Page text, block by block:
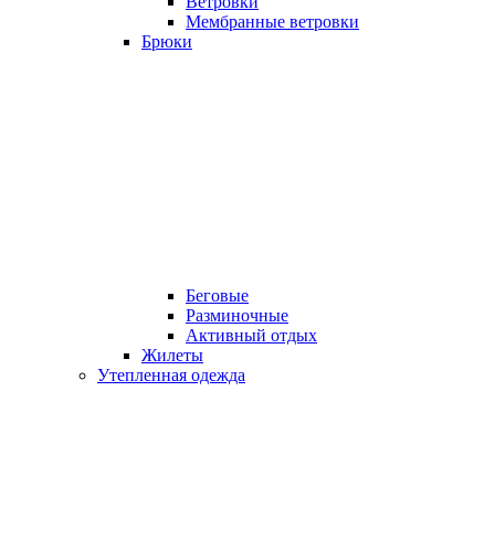
Мембранные ветровки
Брюки
Беговые
Разминочные
Активный отдых
Жилеты
Утепленная одежда